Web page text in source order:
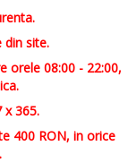
din site.
orele 08:00 - 22:00,
x 365.
400 RON, in orice